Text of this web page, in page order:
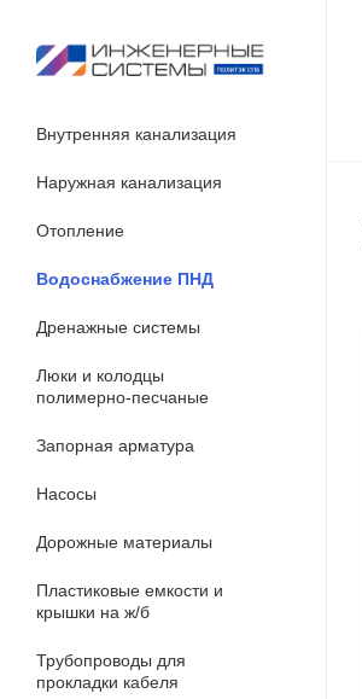
Внутренняя канализация
Наружная канализация
Отопление
Водоснабжение ПНД
Дренажные системы
Люки и колодцы
полимерно-песчаные
Запорная арматура
Насосы
Дорожные материалы
Пластиковые емкости и
крышки на ж/б
Трубопроводы для
прокладки кабеля